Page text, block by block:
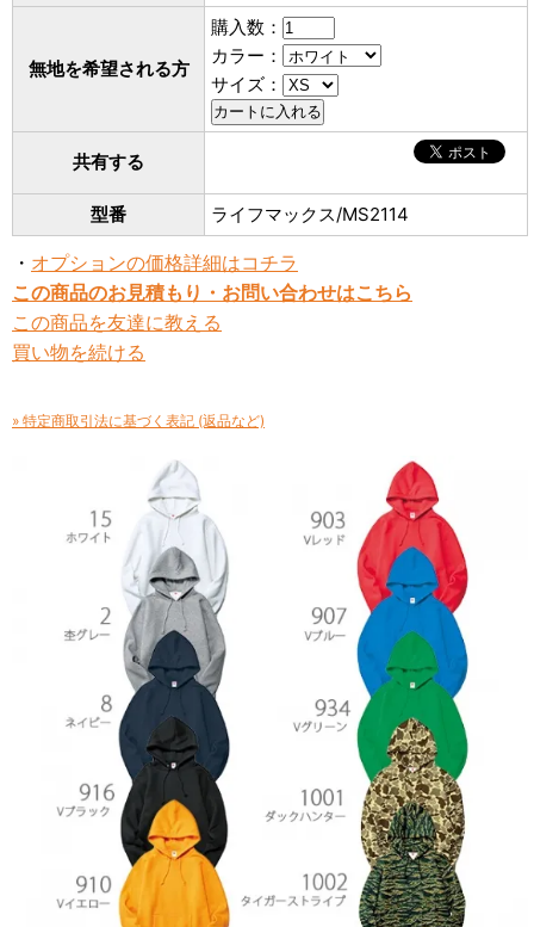
無地を希望される方
購入数：
カラー：
サイズ：
共有する
型番 ライフマックス/MS2114
・ オプションの価格詳細はコチラ
この商品のお見積もり・お問い合わせはこちら
この商品を友達に教える
買い物を続ける
» 特定商取引法に基づく表記 (返品など)